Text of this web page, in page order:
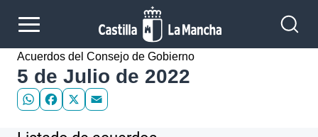
Acuerdos del Consejo de Gobierno
5 de Julio de 2022
WhatsApp
Facebook
X